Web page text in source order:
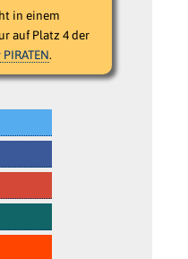
in einem
auf Platz 4 der
.